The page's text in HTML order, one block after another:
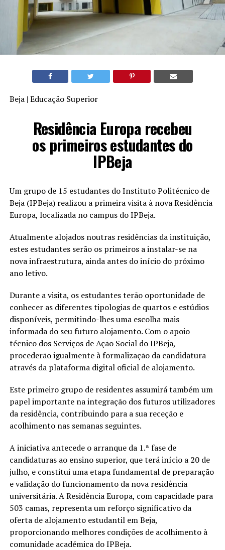
Beja | Educação Superior
Residência Europa recebeu
os primeiros estudantes do
IPBeja
Um grupo de 15 estudantes do Instituto Politécnico de
Beja (IPBeja) realizou a primeira visita à nova Residência
Europa, localizada no campus do IPBeja.
Atualmente alojados noutras residências da instituição,
estes estudantes serão os primeiros a instalar-se na
nova infraestrutura, ainda antes do início do próximo
ano letivo.
Durante a visita, os estudantes terão oportunidade de
conhecer as diferentes tipologias de quartos e estúdios
disponíveis, permitindo-lhes uma escolha mais
informada do seu futuro alojamento. Com o apoio
técnico dos Serviços de Ação Social do IPBeja,
procederão igualmente à formalização da candidatura
através da plataforma digital oficial de alojamento.
Este primeiro grupo de residentes assumirá também um
papel importante na integração dos futuros utilizadores
da residência, contribuindo para a sua receção e
acolhimento nas semanas seguintes.
A iniciativa antecede o arranque da 1.ª fase de
candidaturas ao ensino superior, que terá início a 20 de
julho, e constitui uma etapa fundamental de preparação
e validação do funcionamento da nova residência
universitária. A Residência Europa, com capacidade para
503 camas, representa um reforço significativo da
oferta de alojamento estudantil em Beja,
proporcionando melhores condições de acolhimento à
comunidade académica do IPBeja.